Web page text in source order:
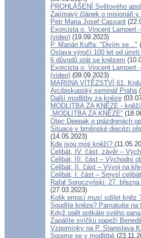
PROHLÁŠENÍ Světového
Zajímavý článek o misionáři v
Petr Maria Josef Cassant
Exorcista o. Vincent Lampert
(video) (19.09.2023)
P. Marián Kuffa: "Divím se..."
Oslava výročí 100 let od
6 důvodů stát se knězem
Exorcista o. Vincent Lampert
(video) (09.09.2023)
MARIINA VÍTĚZSTVÍ 61:
Arcibiskupský seminář Praha
Další modlitby za kněze
MODLITBA ZA KNĚZE -
„MODLITBA ZA KNĚZE“
Otec Deepak o prázdninách
Situace v brněnské diecézi
(14.05.2023)
Kde jsou moji kněží?
Celibát, IV. část, závěr –
Celibát, III. část – Východní
Celibát, II. část – Vývoj na
Celibát, I. část – Smysl
Rafał Soroczyński: 27.
(27.03.2023)
Kolik emocí musí sdílet kněz
Soudíte kněze? Pamatujte
Když opět potkáte svého
Zapálíte svíčku papeži
Vzpomínky na P. Stanislava
Spojme se v modlitbě